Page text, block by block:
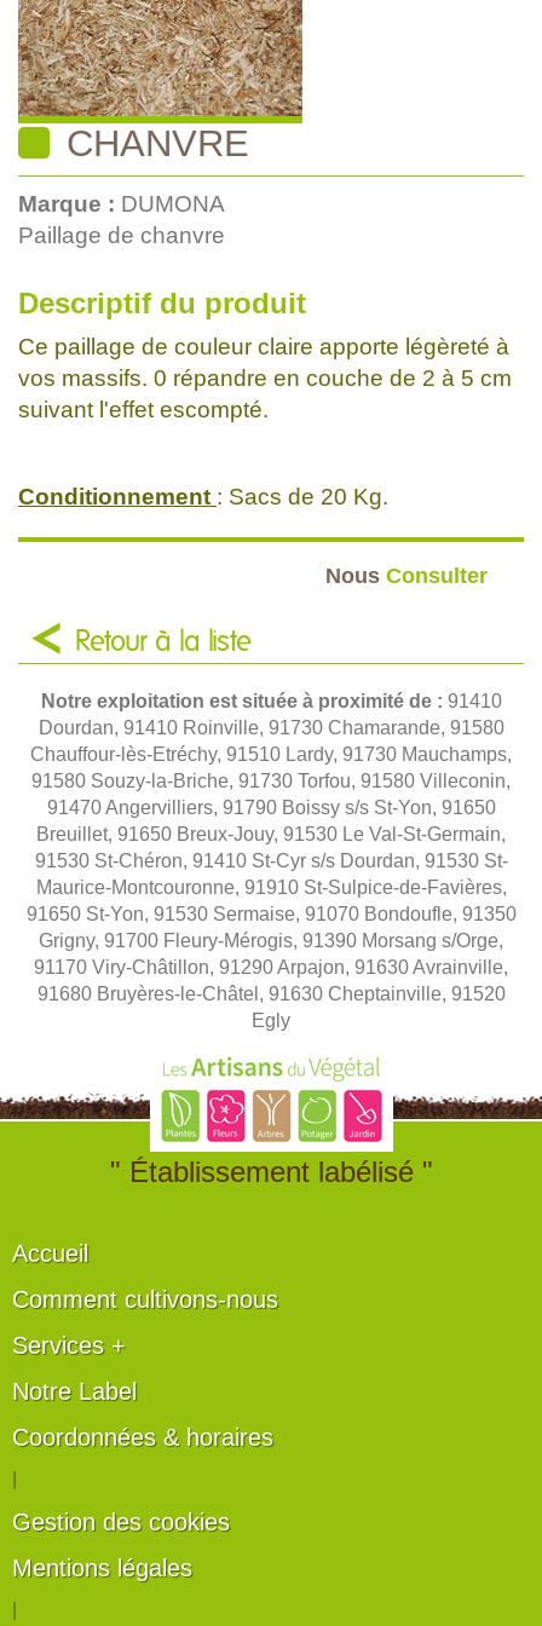
CHANVRE
Marque : DUMONA
Paillage de chanvre
Descriptif du produit
Ce paillage de couleur claire apporte légèreté à
vos massifs. 0 répandre en couche de 2 à 5 cm
suivant l'effet escompté.
Conditionnement : Sacs de 20 Kg.
Nous Consulter
Retour à la liste
Notre exploitation est située à proximité de : 91410
Dourdan, 91410 Roinville, 91730 Chamarande, 91580
Chauffour-lès-Etréchy, 91510 Lardy, 91730 Mauchamps,
91580 Souzy-la-Briche, 91730 Torfou, 91580 Villeconin,
91470 Angervilliers, 91790 Boissy s/s St-Yon, 91650
Breuillet, 91650 Breux-Jouy, 91530 Le Val-St-Germain,
91530 St-Chéron, 91410 St-Cyr s/s Dourdan, 91530 St-
Maurice-Montcouronne, 91910 St-Sulpice-de-Favières,
91650 St-Yon, 91530 Sermaise, 91070 Bondoufle, 91350
Grigny, 91700 Fleury-Mérogis, 91390 Morsang s/Orge,
91170 Viry-Châtillon, 91290 Arpajon, 91630 Avrainville,
91680 Bruyères-le-Châtel, 91630 Cheptainville, 91520
Egly
" Établissement labélisé "
Accueil
Comment cultivons-nous
Services +
Notre Label
Coordonnées & horaires
Gestion des cookies
Mentions légales